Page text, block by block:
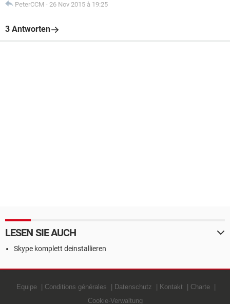
PeterCCM - 26 Nov 2015 à 19:25
3 Antworten
LESEN SIE AUCH
Skype komplett deinstallieren
Equipe Conditions générales Datenschutz Kontakt
Charte
Cookie-Verwaltung